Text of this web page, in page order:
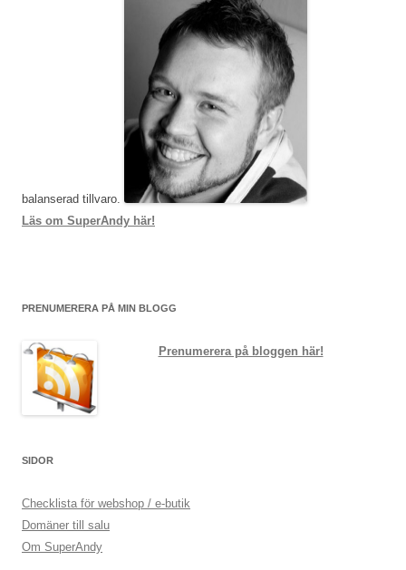
balanserad tillvaro.
Läs om SuperAndy här!
PRENUMERERA PÅ MIN BLOGG
Prenumerera på bloggen här!
SIDOR
Checklista för webshop / e-butik
Domäner till salu
Om SuperAndy